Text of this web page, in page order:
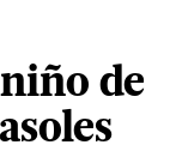
de